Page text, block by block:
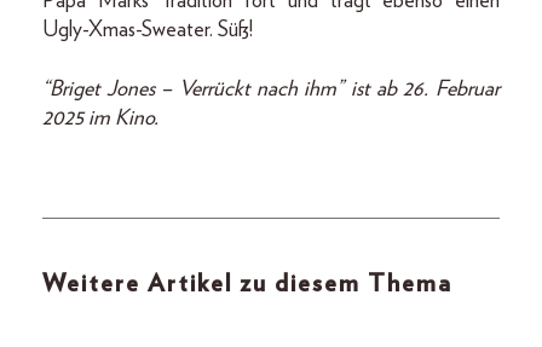
Ugly-Xmas-Sweater. Süß!
“Briget Jones – Verrückt nach ihm” ist ab 26. Februar
2025 im Kino.
Weitere Artikel zu diesem Thema